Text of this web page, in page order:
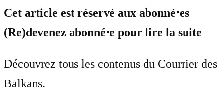
Cet article est réservé aux abonné⋅es
(Re)devenez abonné⋅e pour lire la suite
Découvrez tous les contenus du Courrier des
Balkans.